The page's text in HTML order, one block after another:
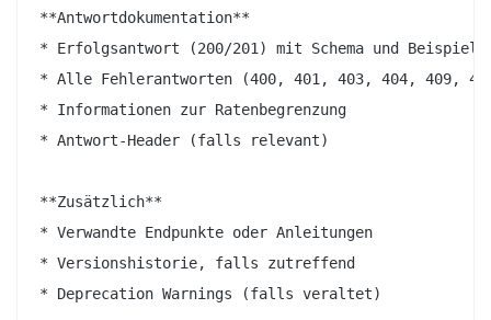
**Antwortdokumentation**
* Erfolgsantwort (200/201) mit Schema und Beispiel
* Alle Fehlerantworten (400, 401, 403, 404, 409,
* Informationen zur Ratenbegrenzung
* Antwort-Header (falls relevant)
**Zusätzlich**
* Verwandte Endpunkte oder Anleitungen
* Versionshistorie, falls zutreffend
* Deprecation Warnings (falls veraltet)